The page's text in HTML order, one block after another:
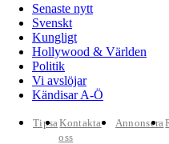
Senaste nytt
Svenskt
Kungligt
Hollywood & Världen
Politik
Vi avslöjar
Kändisar A-Ö
TipsaKontakta
oss
Annonsera